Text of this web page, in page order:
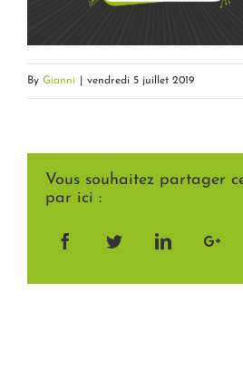
By Gianni vendredi 5 juillet 2019
Vous souhaitez partager
par ici :
FacebookTwitterLinkedIn